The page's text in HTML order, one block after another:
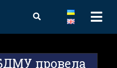
провела